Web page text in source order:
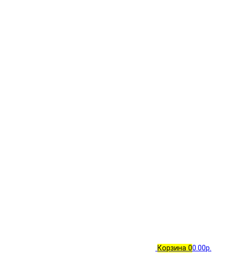
Корзина 00.00р.